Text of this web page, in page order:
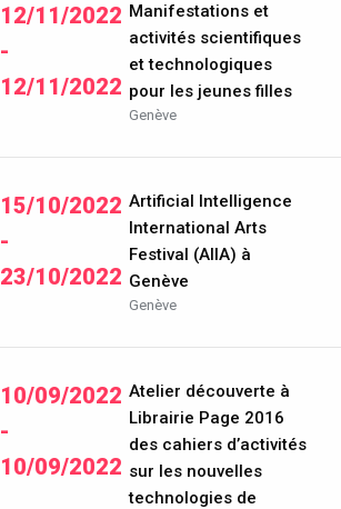
12/11/2022
-
12/11/2022
Manifestations et
activités scientifiques
et technologiques
pour les jeunes filles
Genève
15/10/2022
-
23/10/2022
Artificial Intelligence
International Arts
Festival (AIIA) à
Genève
Genève
10/09/2022
-
10/09/2022
Atelier découverte à
Librairie Page 2016
des cahiers d’activités
sur les nouvelles
technologies de